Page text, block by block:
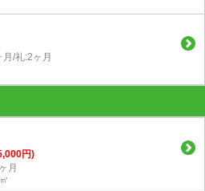
/礼:2ヶ月
円)
月